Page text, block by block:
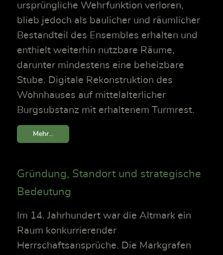
ursprüngliche Wehrfunktion verloren,
blieb jedoch als baulicher und räumlicher
Bestandteil des Ensembles erhalten und
enthielt weiterhin nutzbare Räume,
darunter mindestens eine beheizbare
Stube. Digitale Rekonstruktion des
Wohnhauses auf mittelalterlicher
Burgsubstanz mit erhaltenem Turmrest.
Mehr...
Gründung, Standort und strategische
Bedeutung
Im 14. Jahrhundert war die Altmark ein
Raum konkurrierender
Herrschaftsansprüche. Die Markgrafen